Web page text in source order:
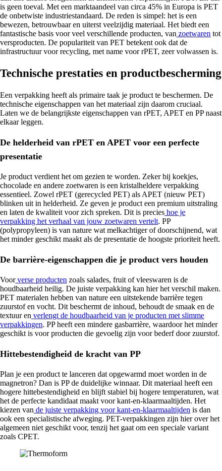
is geen toeval. Met een marktaandeel van circa 45% in Europa is PET
de onbetwiste industriestandaard. De reden is simpel: het is een
bewezen, betrouwbaar en uiterst veelzijdig materiaal. Het biedt een
fantastische basis voor veel verschillende producten, van zoetwaren tot
versproducten. De populariteit van PET betekent ook dat de
infrastructuur voor recycling, met name voor rPET, zeer volwassen is.
Technische prestaties en productbescherming
Een verpakking heeft als primaire taak je product te beschermen. De
technische eigenschappen van het materiaal zijn daarom cruciaal.
Laten we de belangrijkste eigenschappen van rPET, APET en PP naast
elkaar leggen.
De helderheid van rPET en APET voor een perfecte
presentatie
Je product verdient het om gezien te worden. Zeker bij koekjes,
chocolade en andere zoetwaren is een kristalheldere verpakking
essentieel. Zowel rPET (gerecycled PET) als APET (nieuw PET)
blinken uit in helderheid. Ze geven je product een premium uitstraling
en laten de kwaliteit voor zich spreken. Dit is precies hoe je
verpakking het verhaal van jouw zoetwaren vertelt. PP
(polypropyleen) is van nature wat melkachtiger of doorschijnend, wat
het minder geschikt maakt als de presentatie de hoogste prioriteit heeft.
De barrière-eigenschappen die je product vers houden
Voorverse producten zoals salades, fruit of vleeswaren is de
houdbaarheid heilig. De juiste verpakking kan hier het verschil maken.
PET materialen hebben van nature een uitstekende barrière tegen
zuurstof en vocht. Dit beschermt de inhoud, behoudt de smaak en de
textuur en verlengt de houdbaarheid van je producten met slimme
verpakkingen. PP heeft een mindere gasbarrière, waardoor het minder
geschikt is voor producten die gevoelig zijn voor bederf door zuurstof.
Hittebestendigheid de kracht van PP
Plan je een product te lanceren dat opgewarmd moet worden in de
magnetron? Dan is PP de duidelijke winnaar. Dit materiaal heeft een
hogere hittebestendigheid en blijft stabiel bij hogere temperaturen, wat
het de perfecte kandidaat maakt voor kant-en-klaarmaaltijden. Het
kiezen van de juiste verpakking voor kant-en-klaarmaaltijden is dan
ook een specialistische afweging. PET-verpakkingen zijn hier over het
algemeen niet geschikt voor, tenzij het gaat om een speciale variant
zoals CPET.